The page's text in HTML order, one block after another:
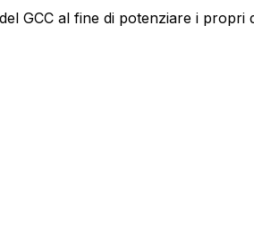
GCC al fine di potenziare i propri